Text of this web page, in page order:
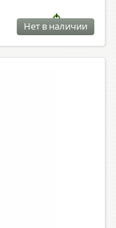
Нет в наличии